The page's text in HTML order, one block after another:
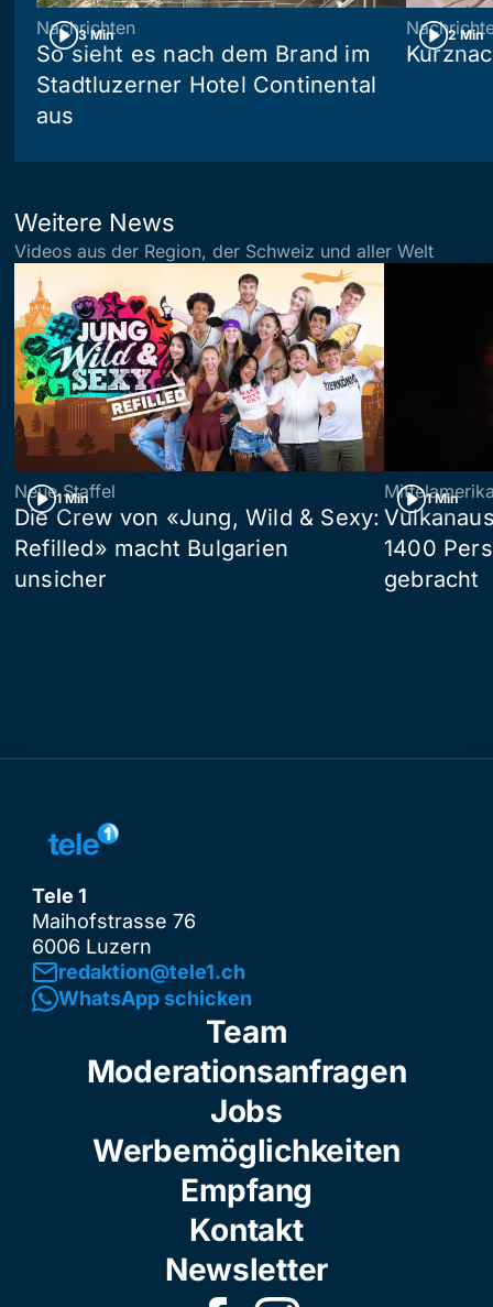
3 Min
Nachrichten
So sieht es nach dem Brand im
Stadtluzerner Hotel Continental
aus
2 Min
Weitere News
Videos aus der Region, der Schweiz und aller Welt
1 Min
Neue Staffel
Die Crew von «Jung, Wild & Sexy:
Refilled» macht Bulgarien
unsicher
1 Min
1400
gebracht
Tele 1
Maihofstrasse 76
6006 Luzern
redaktion@tele1.ch
WhatsApp schicken
Team
Moderationsanfragen
Jobs
Werbemöglichkeiten
Empfang
Kontakt
Newsletter